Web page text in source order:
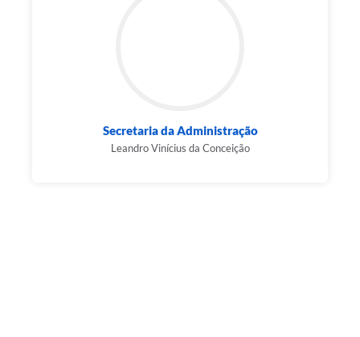
Secretaria da Administração
Leandro Vinícius da Conceição